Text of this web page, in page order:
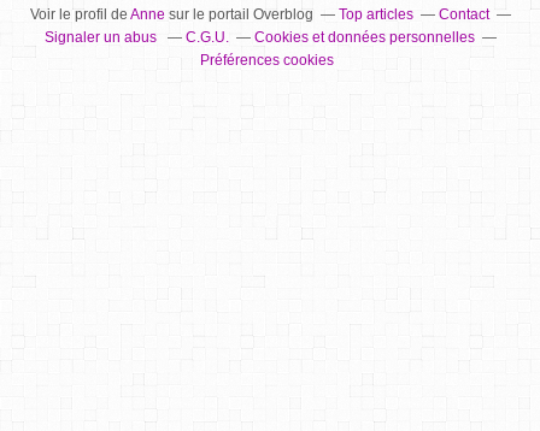
Voir le profil de Annesur le portail Overblog Top articles
Contact
Signaler un abus
C.G.U.
Cookies et données personnelles
Préférences cookies